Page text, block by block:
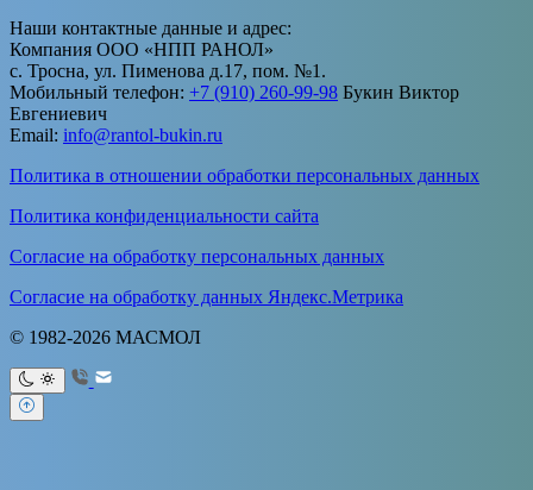
Наши контактные данные и адрес:
Компания ООО «НПП РАНОЛ»
с. Тросна, ул. Пименова д.17, пом. №1.
Мобильный телефон: +7 (910) 260-99-98 Букин Виктор
Евгениевич
Email: info@rantol-bukin.ru
Политика в отношении обработки персональных данных
Политика конфиденциальности сайта
Согласие на обработку персональных данных
Согласие на обработку данных Яндекс.Метрика
© 1982-2026 МАСМОЛ